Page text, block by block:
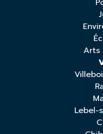
Arts
Lebel-